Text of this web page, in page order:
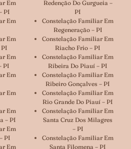
Em
PI
Em
Em
PI
Em
PI
Em
Em
Em
– PI
Em
PI
Em
Redenção Do Gurgueia –
PI
Constelação Familiar Em
Regeneração – PI
Constelação Familiar Em
Riacho Frio – PI
Constelação Familiar Em
Ribeira Do Piauí – PI
Constelação Familiar Em
Ribeiro Gonçalves – PI
Constelação Familiar Em
Rio Grande Do Piauí – PI
Constelação Familiar Em
Santa Cruz Dos Milagres
– PI
Constelação Familiar Em
Santa Filomena – PI